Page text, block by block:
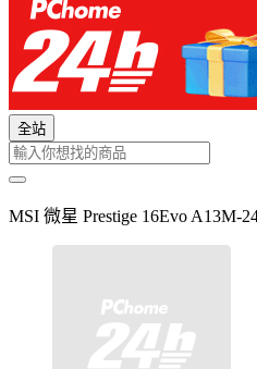
全站
MSI 微星 Prestige 16Evo A13M-